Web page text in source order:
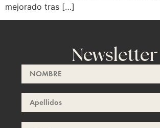
mejorado tras […]
Newsletter